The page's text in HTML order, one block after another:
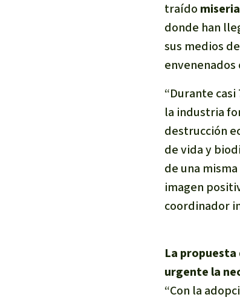
traído miseria
donde han
sus medios
envenenados
“Durante
la industria
destrucción
de vida y
de una
imagen
coordinador
La
urgente la
“Con la